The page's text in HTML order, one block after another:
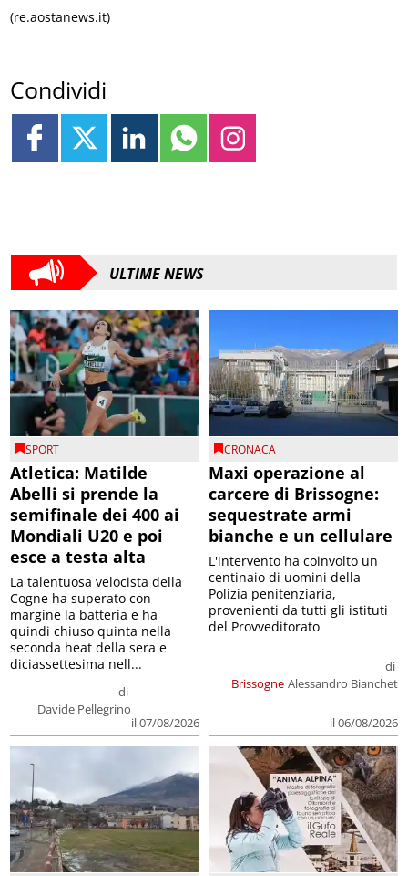
(re.aostanews.it)
Condividi
ULTIME NEWS
SPORT
Atletica: Matilde
Abelli si prende la
semifinale dei 400 ai
Mondiali U20 e poi
esce a testa alta
di
Davide Pellegrino
il 07/08/2026
La talentuosa velocista della
Cogne ha superato con
margine la batteria e ha
quindi chiuso quinta nella
seconda heat della sera e
diciassettesima nell...
CRONACA
Maxi operazione al
carcere di Brissogne:
sequestrate armi
bianche e un cellulare
Brissogne
di
Alessandro Bianchet
il 06/08/2026
L'intervento ha coinvolto un
centinaio di uomini della
Polizia penitenziaria,
provenienti da tutti gli istituti
del Provveditorato